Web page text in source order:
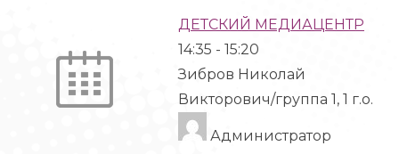
ДЕТСКИЙ МЕДИАЦЕНТР
14:35 - 15:20
Зибров Николай
Викторович/группа 1, 1 г.о.
Администратор